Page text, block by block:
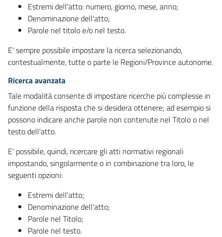
Estremi dell'atto: numero, giorno, mese, anno;
Denominazione dell'atto;
Parole nel titolo e/o nel testo.
E' sempre possibile impostare la ricerca selezionando,
contestualmente, tutte o parte le Regioni/Province autonome.
Ricerca avanzata
Tale modalità consente di impostare ricerche più complesse in
funzione della risposta che si desidera ottenere; ad esempio si
possono indicare anche parole non contenute nel Titolo o nel
testo dell'atto.
E' possibile, quindi, ricercare gli atti normativi regionali
impostando, singolarmente o in combinazione tra loro, le
seguenti opzioni:
Estremi dell'atto;
Denominazione dell'atto;
Parole nel Titolo;
Parole nel testo.